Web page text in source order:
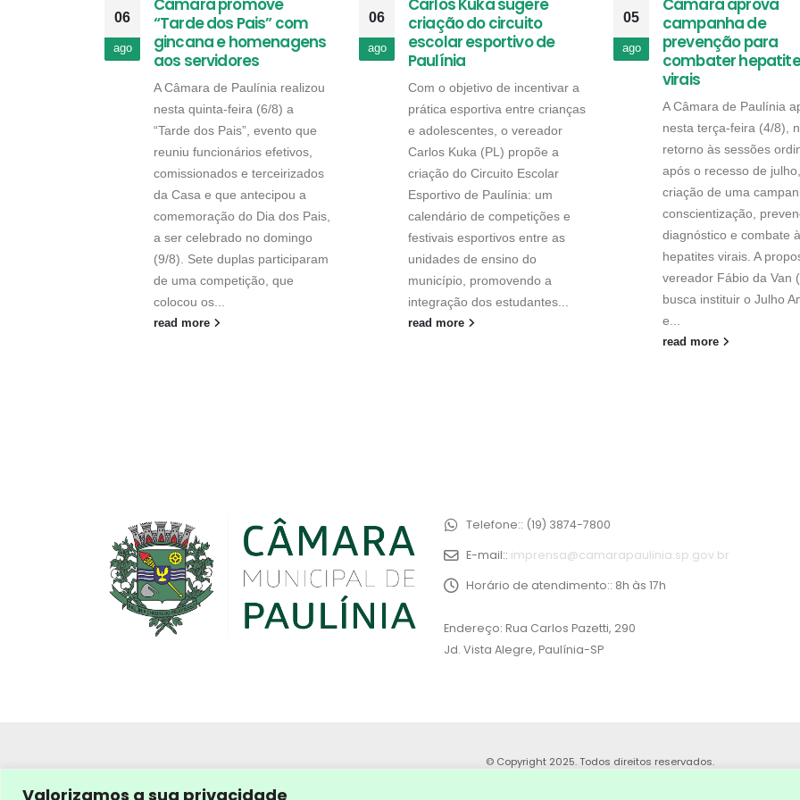
Valorizamos a sua privacidade
06
ago
Câmara promove
“Tarde dos Pais” com
gincana e homenagens
aos servidores
A Câmara de Paulínia realizou
nesta quinta-feira (6/8) a
“Tarde dos Pais”, evento que
reuniu funcionários efetivos,
comissionados e terceirizados
da Casa e que antecipou a
comemoração do Dia dos Pais,
a ser celebrado no domingo
(9/8). Sete duplas participaram
de uma competição, que
colocou os...
read more
06
ago
Carlos Kuka sugere
criação do circuito
escolar esportivo de
Paulínia
Com o objetivo de incentivar a
prática esportiva entre crianças
e adolescentes, o vereador
Carlos Kuka (PL) propõe a
criação do Circuito Escolar
Esportivo de Paulínia: um
calendário de competições e
festivais esportivos entre as
unidades de ensino do
município, promovendo a
integração dos estudantes...
read more
05
ago
Câmara aprova
campanha de
prevenção para
combater
virais
A Câmara de Paulínia
nesta terça-feira (4/8),
retorno às sessões
após o recesso de
criação de uma
conscientização,
diagnóstico e combate
hepatites virais. A
vereador Fábio da Van
busca instituir o Julho
e...
read more
Telefone:: (19) 3874-7800
E-mail:: imprensa@camarapaulinia.sp.gov.br
Horário de atendimento:: 8h às 17h
Endereço: Rua Carlos Pazetti, 290
Jd. Vista Alegre, Paulínia-SP
© Copyright 2025. Todos direitos reservados.